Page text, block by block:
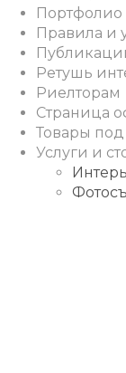
Портфолио
Правила и
Ретушь
Риелторам
Страница
Товары под
Услуги и